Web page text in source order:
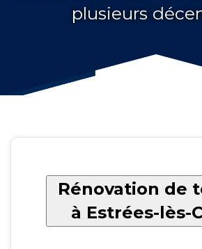
plusieurs
Rénovation de
à Estrées-lès-